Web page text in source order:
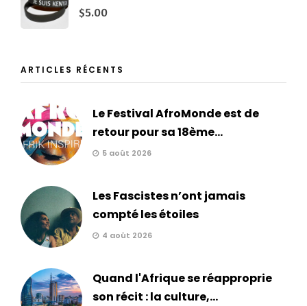
$5.00
ARTICLES RÉCENTS
Le Festival AfroMonde est de
retour pour sa 18ème...
5 août 2026
Les Fascistes n’ont jamais
compté les étoiles
4 août 2026
Quand l'Afrique se réapproprie
son récit : la culture,...